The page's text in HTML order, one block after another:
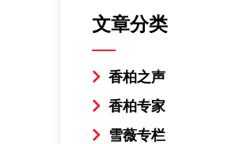
文章分类
香柏之声
香柏专家
雪薇专栏